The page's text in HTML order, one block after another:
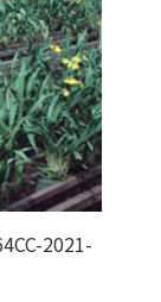
2021-